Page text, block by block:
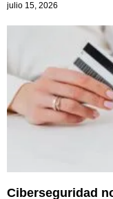
julio 15, 2026
Ciberseguridad